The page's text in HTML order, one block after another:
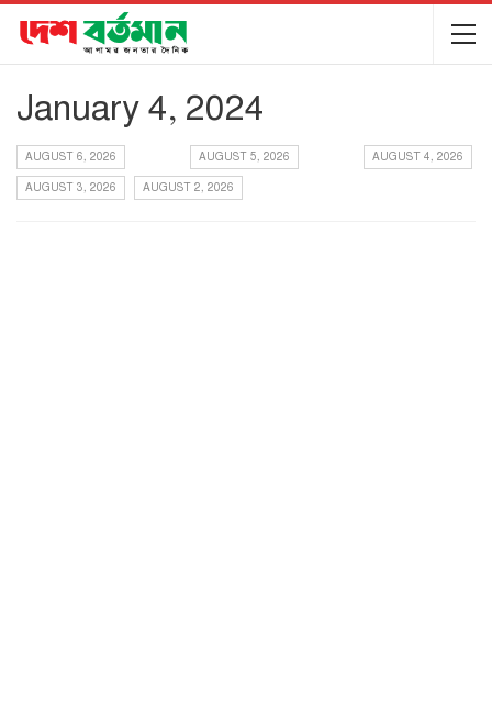
January 4, 2024
AUGUST 6, 2026 AUGUST 5, 2026 AUGUST 4, 2026
AUGUST 3, 2026 AUGUST 2, 2026